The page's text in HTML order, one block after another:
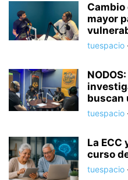
Cambio
mayor
tuespacio
buscan
tuespacio
La ECC
curso
tuespacio